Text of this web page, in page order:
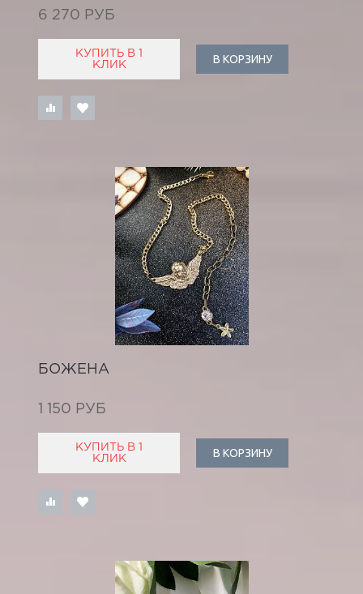
6 270 РУБ
КУПИТЬ В 1
КЛИК
В КОРЗИНУ
БОЖЕНА
1 150 РУБ
КУПИТЬ В 1
КЛИК
В КОРЗИНУ